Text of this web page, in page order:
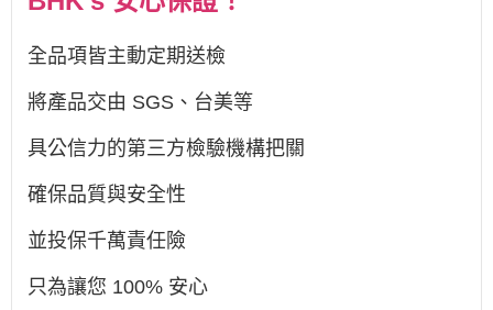
全品項皆主動定期送檢
將產品交由 SGS、台美等
具公信力的第三方檢驗機構把關
確保品質與安全性
並投保千萬責任險
只為讓您 100% 安心